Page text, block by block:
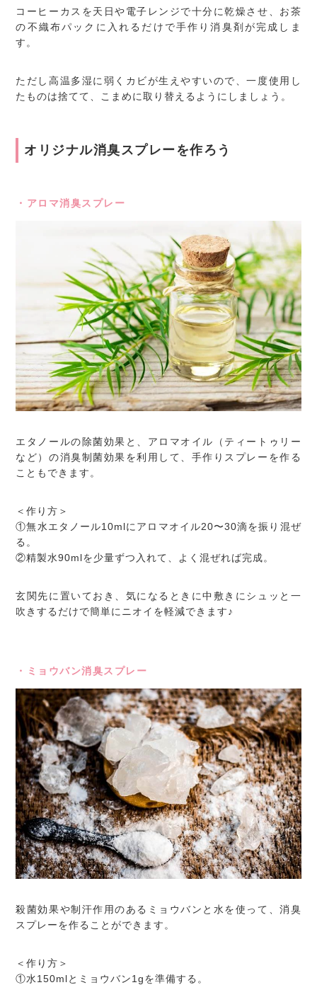
コーヒーカスを天日や電子レンジで十分に乾燥させ、お茶
の不織布パックに入れるだけで手作り消臭剤が完成しま
す。
ただし高温多湿に弱くカビが生えやすいので、一度使用し
たものは捨てて、こまめに取り替えるようにしましょう。
オリジナル消臭スプレーを作ろう
・アロマ消臭スプレー
エタノールの除菌効果と、アロマオイル（ティートゥリー
など）の消臭制菌効果を利用して、手作りスプレーを作る
こともできます。
＜作り方＞
①無水エタノール10mlにアロマオイル20〜30滴を振り混ぜ
る。
②精製水90mlを少量ずつ入れて、よく混ぜれば完成。
玄関先に置いておき、気になるときに中敷きにシュッと一
吹きするだけで簡単にニオイを軽減できます♪
・ミョウバン消臭スプレー
殺菌効果や制汗作用のあるミョウバンと水を使って、消臭
スプレーを作ることができます。
＜作り方＞
①水150mlとミョウバン1gを準備する。